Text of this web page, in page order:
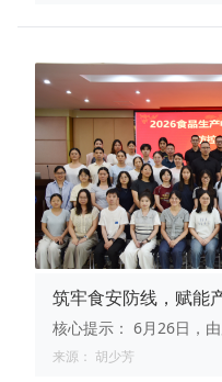
施。新标在采样布点、
线拆解变更要点，助你
筑牢食安防线，赋能
生物污染识别与防控
核心提示： 6月26日，
东省微生物学会联合主
来源： 胡少芳